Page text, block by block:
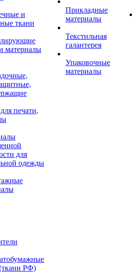
и
ткани
материалы
печати,
для
одежды
РФ)
Прикладные
материалы
Текстильная
галантерея
Упаковочные
материалы